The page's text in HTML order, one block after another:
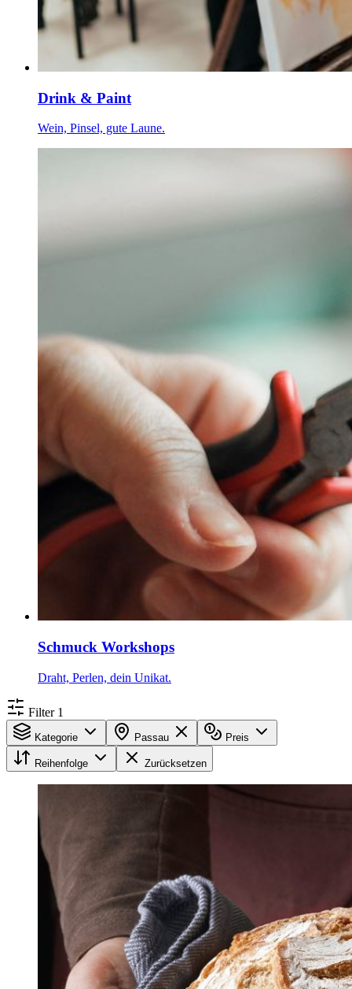
Drink & Paint
Wein, Pinsel, gute Laune.
Schmuck Workshops
Draht, Perlen, dein Unikat.
Filter 1
Kategorie Passau Preis
Reihenfolge Zurücksetzen